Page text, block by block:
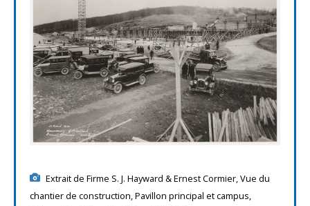
Extrait de Firme S. J. Hayward & Ernest Cormier, Vue du
chantier de construction, Pavillon principal et campus,